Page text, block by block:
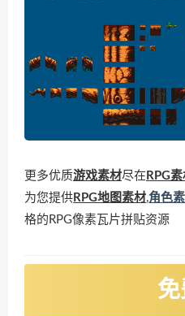
更多优质游戏素材尽在 RPG
为您提供 RPG地图素材,角色
格的RPG像素瓦片拼贴资源
免